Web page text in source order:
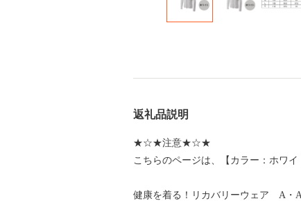
返礼品説明
★☆★注意★☆★
こちらのページは、【カラー：ホワイ
健康を着る！リカバリーウェア A・